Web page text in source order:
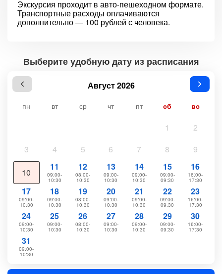
Экскурсия проходит в авто-пешеходном формате.
Транспортные расходы оплачиваются
дополнительно — 100 рублей с человека.
Выберите удобную дату из расписания
Август 2026
пн вт ср чт пт сб вс
1
2
3
4 5 6 7 8 9
10
11
09:00-
10:30
12
08:00-
10:30
13
09:00-
10:30
14
09:00-
10:30
15
09:00-
09:30
16
16:00-
17:30
17
09:00-
10:30
18
09:00-
10:30
19
08:00-
10:30
20
09:00-
10:30
21
09:00-
10:30
22
09:00-
09:30
23
16:00-
17:30
24
09:00-
10:30
25
09:00-
10:30
26
08:00-
10:30
27
09:00-
10:30
28
09:00-
10:30
29
09:00-
09:30
30
16:00-
17:30
31
09:00-
10:30